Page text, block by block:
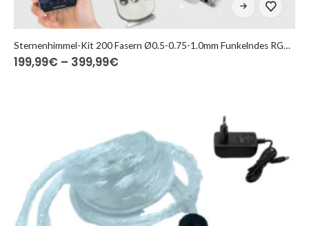
Produkt
mehrere
auf
Produktseite
gewählt
Sternenhimmel-Kit 200 Fasern Ø0.5-0.75-1.0mm Funkelndes RGBW Bluetooth (Copie) (Copie) (Copie) (Copie) (Copie)
199,99€ – 399,99€